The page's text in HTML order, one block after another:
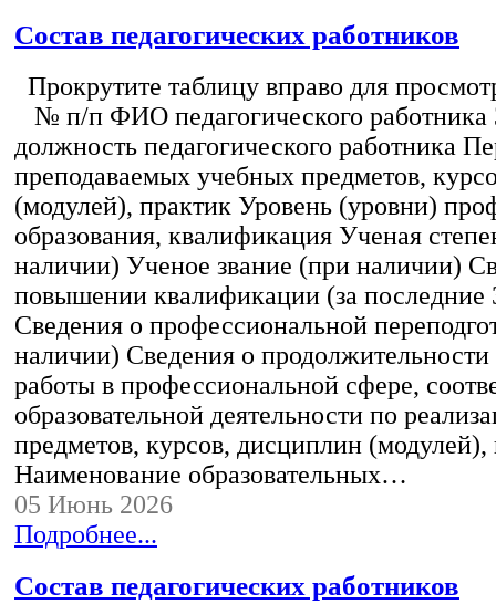
Состав педагогических работников
Прокрутите таблицу вправо для
№ п/п ФИО педагогического работника
должность педагогического работника
преподаваемых учебных предметов,
(модулей), практик Уровень (уровни)
образования, квалификация Ученая
наличии) Ученое звание (при наличии)
повышении квалификации (за последние
Сведения о профессиональной
наличии) Сведения о
работы в профессиональной сфере,
образовательной деятельности по
предметов, курсов, дисциплин (модулей),
Наименование образовательных…
05 Июнь 2026
Подробнее...
Состав педагогических работников